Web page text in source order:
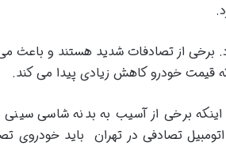
از تصادفات شدید هستند و باعث
قیمت خودرو کاهش زیادی پیدا می کند.
برخی از آسیب به بدنه شاسی سینی
تصادفی در تهران باید خودروی